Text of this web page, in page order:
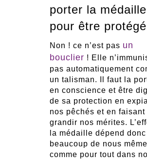
porter la médaille
pour être
Non ! ce n’est pas un
bouclier ! Elle
pas automatiquement
un talisman. Il faut la
en conscience et être
de sa protection en
nos pêchés et en faisant
grandir nos mérites.
la médaille dépend donc
beaucoup de nous même
comme pour tout dans